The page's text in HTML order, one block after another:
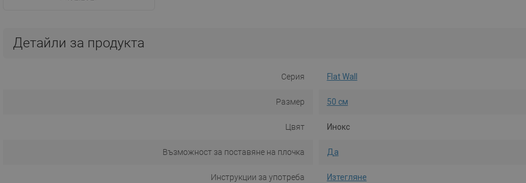
Детайли за продукта
Серия Flat Wall
Размер 50 см
Цвят Инокс
Възможност за поставяне на плочка Да
Инструкции за употреба Изтегляне